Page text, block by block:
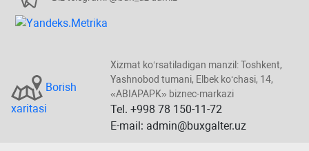
Borish
хaritasi
Xizmat koʻrsatiladigan manzil: Toshkent,
Yashnobod tumani, Elbek koʻchasi, 14,
«ABIAPAPK» biznec-markazi
Tel. +998 78 150-11-72
E-mail: admin@buxgalter.uz